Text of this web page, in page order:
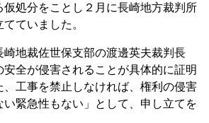
仮処分をことし２月に長崎地方裁判所
ていました。
地裁佐世保支部の渡邊英夫裁判長
全が侵害されることが具体的に証明
、工事を禁止しなければ、権利の侵害
い緊急性もない」として、申し立てを